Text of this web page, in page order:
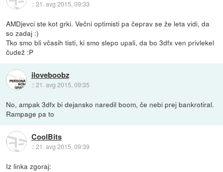
::21. avg 2015, 09:33
AMDjevci ste kot grki. Večni optimisti pa čeprav se že leta vidi, da
so zadaj :)
Tko smo bli včasih tisti, ki smo slepo upali, da bo 3dfx ven privlekel
čudež :P
iloveboobz
::21. avg 2015, 09:35
No, ampak 3dfx bi dejansko naredil boom, če nebi prej bankrotiral.
Rampage pa to
CoolBits
::21. avg 2015, 09:39
Iz linka zgoraj: